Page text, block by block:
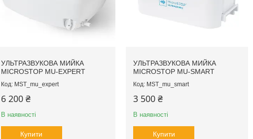
УЛЬТРАЗВУКОВА МИЙКА
MICROSTOP MU-EXPERT
MST_mu_expert
6 200 ₴
В наявності
Купити
УЛЬТРАЗВУКОВА МИЙКА
MICROSTOP MU-SMART
MST_mu_smart
3 500 ₴
В наявності
Купити